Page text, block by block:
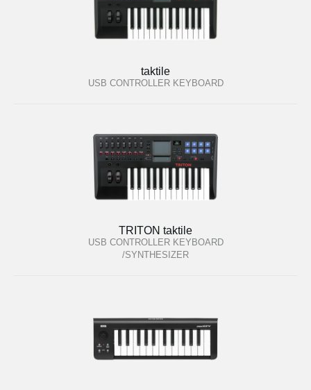
taktile
USB CONTROLLER KEYBOARD
TRITON taktile
USB CONTROLLER KEYBOARD
/SYNTHESIZER